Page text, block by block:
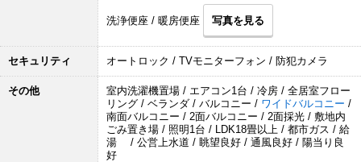
洗浄便座 / 暖房便座 写真を見る
セキュリティ オートロック / TVモニターフォン / 防犯カメラ
その他
室内洗濯機置場 / エアコン1台 / 冷房 / 全居室フロー
リング / ベランダ / バルコニー / ワイドバルコニー /
南面バルコニー / 2面バルコニー / 2面採光 / 敷地内
ごみ置き場 / 照明1台 / LDK18畳以上 / 都市ガス / 給
湯 / 公営上水道 / 眺望良好 / 通風良好 / 陽当り良
好